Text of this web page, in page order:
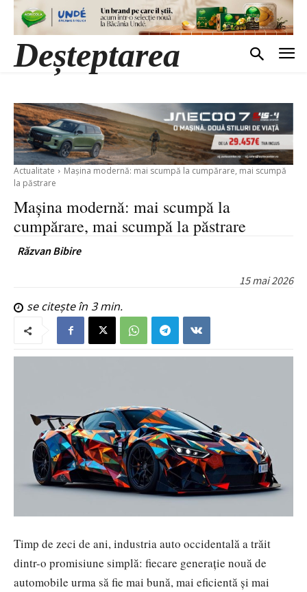
Deșteptarea
Actualitate
Mașina modernă: mai scumpă la cumpărare, mai scumpă
la păstrare
Mașina modernă: mai scumpă la
cumpărare, mai scumpă la păstrare
Răzvan Bibire
15 mai 2026
se citește în 3min.
Timp de zeci de ani, industria auto occidentală a trăit
dintr-o promisiune simplă: fiecare generație nouă de
automobile urma să fie mai bună, mai eficientă și mai